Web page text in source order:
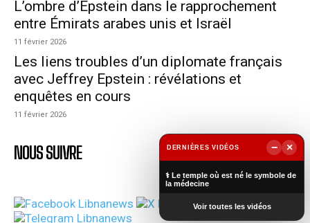
L’ombre d’Epstein dans le rapprochement
entre Émirats arabes unis et Israël
11 février 2026
Les liens troubles d’un diplomate français
avec Jeffrey Epstein : révélations et
enquêtes en cours
11 février 2026
NOUS SUIVRE DERNIÈRES VIDÉOS −
×
⚕️ Le temple où est né le symbole de
la médecine
Voir toutes les vidéos